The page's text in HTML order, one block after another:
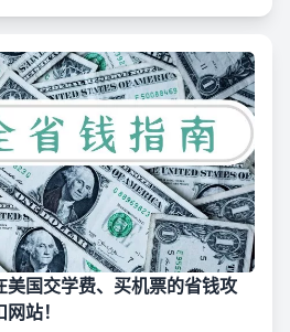
国交学费、买机票的省钱攻
站！